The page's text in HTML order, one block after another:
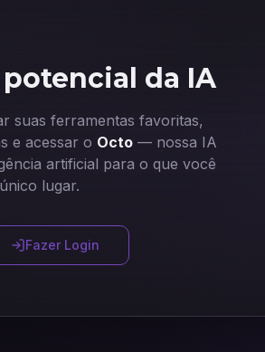
da IA
suas ferramentas favoritas,
e acessar o Octo — nossa IA
artificial para o que você
lugar.
Fazer Login